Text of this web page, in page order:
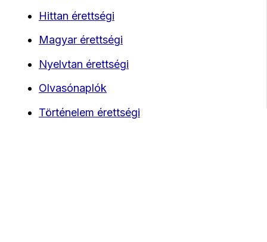
Hittan érettségi
Magyar érettségi
Nyelvtan érettségi
Olvasónaplók
Történelem érettségi